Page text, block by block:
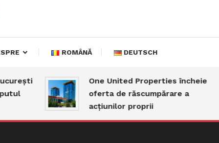
ROMÂNĂ DEUTSCH
One United Properties încheie
oferta de răscumpărare a
acțiunilor proprii